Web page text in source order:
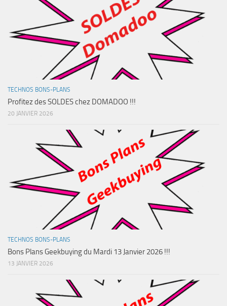
TECHNOS BONS-PLANS
Profitez des SOLDES chez DOMADOO !!!
20 JANVIER 2026
TECHNOS BONS-PLANS
Bons Plans Geekbuying du Mardi 13 Janvier 2026 !!!
13 JANVIER 2026